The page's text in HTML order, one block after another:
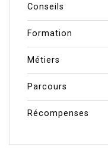
Conseils
Formation
Métiers
Parcours
Récompenses